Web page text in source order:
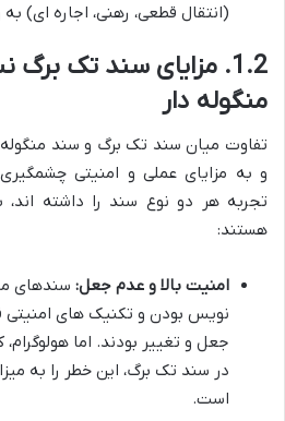
(انتقال قطعی، رهنی، اجاره
1.2. مزایای سند تک
منگوله دار
تفاوت میان سند تک برگ و سند
و به مزایای عملی و امنیتی
تجربه هر دو نوع سند را داشته
هستند:
امنیت بالا و عدم جعل: سندهای
نویس بودن و تکنیک های
جعل و تغییر بودند. اما
در سند تک برگ، این خطر را به
است.